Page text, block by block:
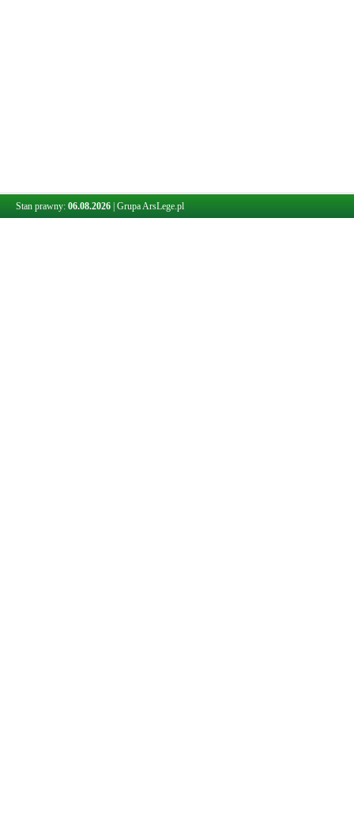
Stan prawny: 06.08.2026 Grupa ArsLege.pl